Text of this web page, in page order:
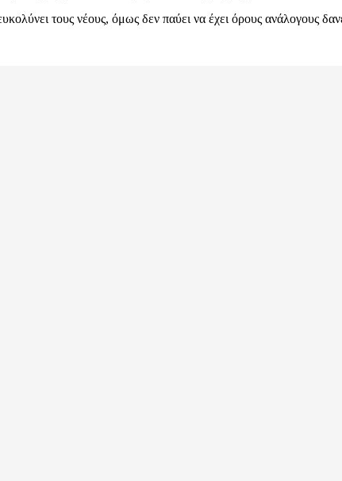
τους νέους, όμως δεν παύει να έχει όρους ανάλογους